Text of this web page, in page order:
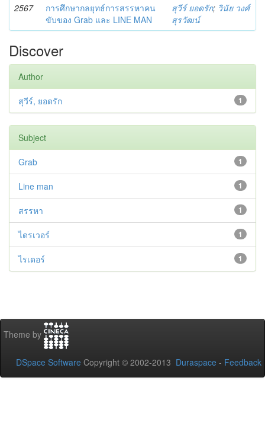
2567
การศึกษากลยุทธ์การสรรหาคน
ขับของ Grab และ LINE MAN
สุวีร์ ยอดรัก; วินัย วงศ์
สุรวัฒน์
Discover
Author
1
สุวีร์, ยอดรัก
Subject
1
Grab
1
Line man
1
สรรหา
1
ไดรเวอร์
1
ไรเดอร์
Theme by
DSpace Software Copyright © 2002-2013 Duraspace - Feedback